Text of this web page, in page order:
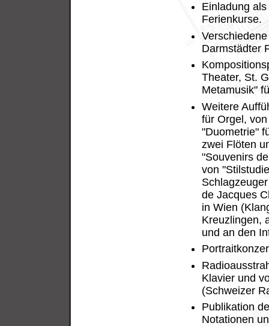
Einladung
Ferienkurse.
Darmstädter
Theater, St.
Metamusik"
Weitere
für Orgel,
"Duometrie"
zwei Flöten
"Souvenirs
von
de Jacques
in Wien
Kreuzlingen,
und an den
Klavier und
(Schweizer
Publikation
Notationen